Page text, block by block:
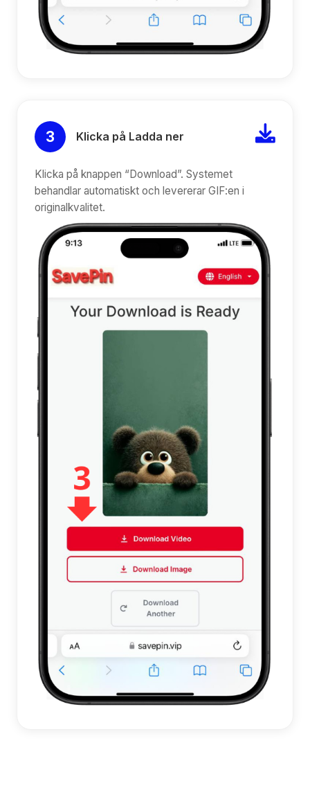
3 Klicka på Ladda ner
Klicka på knappen “Download”. Systemet
behandlar automatiskt och levererar GIF:en i
originalkvalitet.